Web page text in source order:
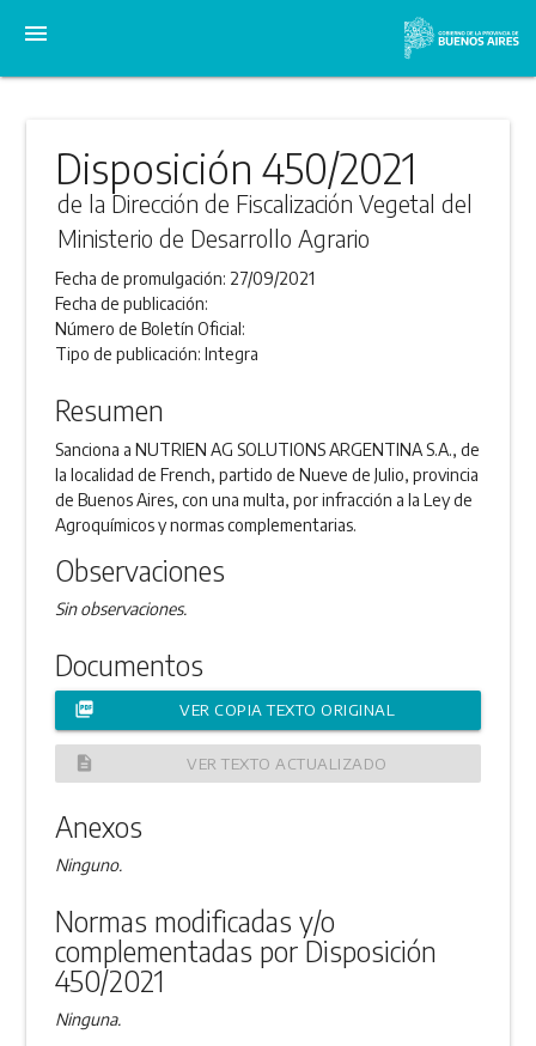
menu
Disposición 450/2021
de la Dirección de Fiscalización Vegetal del
Ministerio de Desarrollo Agrario
Fecha de promulgación: 27/09/2021
Fecha de publicación:
Número de Boletín Oficial:
Tipo de publicación:Integra
Resumen
Sanciona a NUTRIEN AG SOLUTIONS ARGENTINA S.A., de
la localidad de French, partido de Nueve de Julio, provincia
de Buenos Aires, con una multa, por infracción a la Ley de
Agroquímicos y normas complementarias.
Observaciones
Sin observaciones.
Documentos
picture_as_pdf VER COPIA TEXTO ORIGINAL
description VER TEXTO ACTUALIZADO
Anexos
Ninguno.
Normas modificadas y/o
complementadas por Disposición
450/2021
Ninguna.